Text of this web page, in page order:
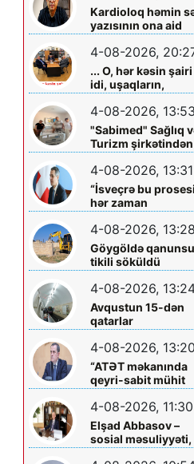
Kardioloq həmin
yazısının ona aid
olmadığını -
Açıqladı
4-08-2026,
... O, hər kəsin şairi
idi, uşaqların,
gənclərin,
böyüklərin qəlbinə
yol tapan incə
söz sərrafı idi...
4-08-2026, 13:53
"Sabimed" Sağlıq
Turizm şirkətindən
növbəti xeyirxah
addım – Türkiyədə
müalicə alan
körpəyə hərtərəfli
dəstək
4-08-2026, 13:31
“İsveçrə bu prosesi
hər zaman
dəstəkləməyə
hazırdır”
4-08-2026, 13:28
Göygöldə
tikili söküldü
4-08-2026,
Avqustun 15-dən
qatarlar
“Nizami”-“28 May”
arasında
işləməyəcək
4-08-2026, 13:20
“ATƏT məkanında
qeyri-sabit mühit
hökm sürür”
4-08-2026, 11:30
Elşad Abbasov –
sosial məsuliyyəti,
xeyriyyəçiliyi və